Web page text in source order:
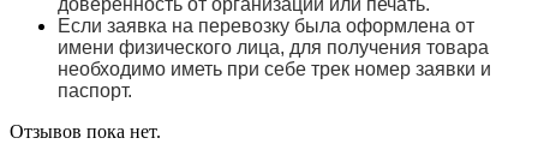
доверенность от организации или печать.
Если заявка на перевозку была оформлена от
имени физического лица, для получения товара
необходимо иметь при себе трек номер заявки и
паспорт.
Отзывов пока нет.